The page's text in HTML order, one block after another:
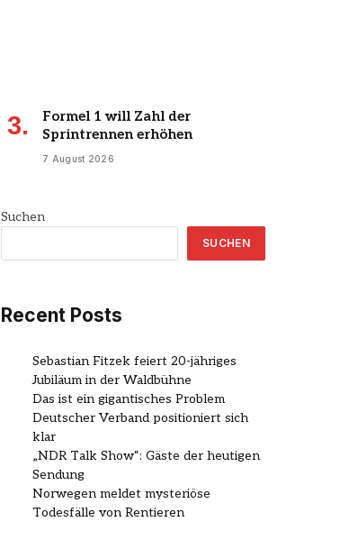
Formel 1 will Zahl der
Sprintrennen erhöhen
7 August 2026
Suchen
SUCHEN
Recent Posts
Sebastian Fitzek feiert 20-jähriges
Jubiläum in der Waldbühne
Das ist ein gigantisches Problem
Deutscher Verband positioniert sich
klar
„NDR Talk Show“: Gäste der heutigen
Sendung
Norwegen meldet mysteriöse
Todesfälle von Rentieren